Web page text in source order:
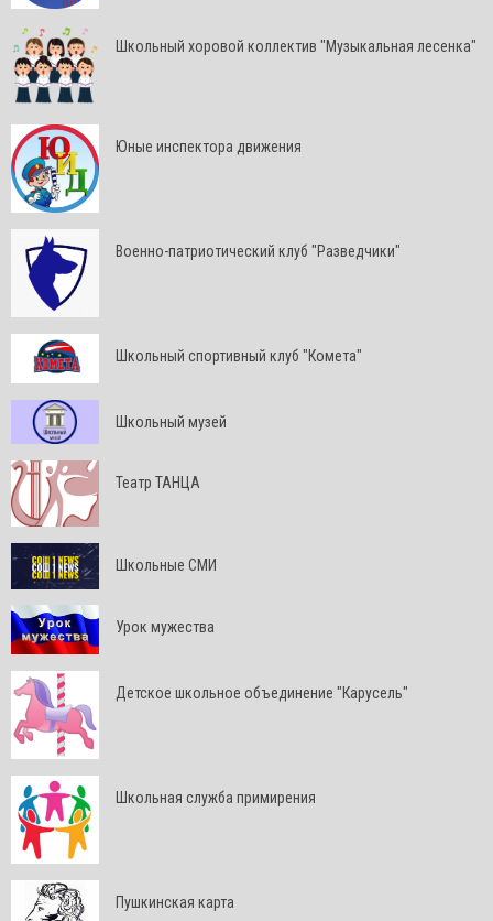
Школьный хоровой коллектив "Музыкальная лесенка"
Юные инспектора движения
Военно-патриотический клуб "Разведчики"
Школьный спортивный клуб "Комета"
Школьный музей
Театр ТАНЦА
Школьные СМИ
Урок мужества
Детское школьное объединение "Карусель"
Школьная служба примирения
Пушкинская карта